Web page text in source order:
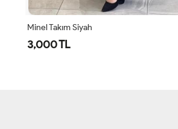
5026 Efil Takım Siyah
1,300 TL